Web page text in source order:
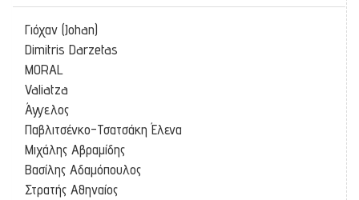
Γιόχαν (Johan)
Dimitris Darzetas
MORAL
Valiatza
Άγγελος
Παβλιτσένκο-Τσατσάκη Έλενα
Μιχάλης Αβραμίδης
Βασίλης Αδαμόπουλος
Στρατής Αθηναίος